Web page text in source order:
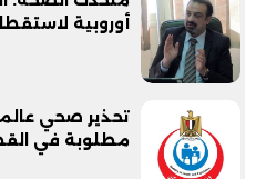
أوروبية
مطلوبة في